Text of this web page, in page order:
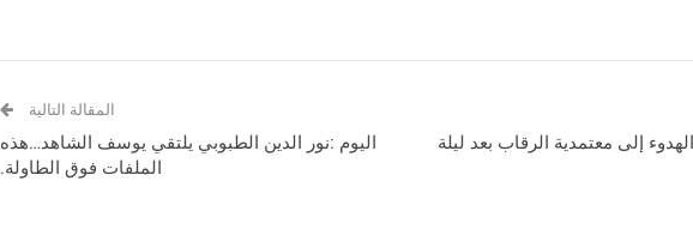
إلى معتمدية الرقاب بعد ليلة
المقالة التالية
اليوم :نور الدين الطبوبي يلتقي يوسف الشاهد…هذه
الملفات فوق الطاولة.